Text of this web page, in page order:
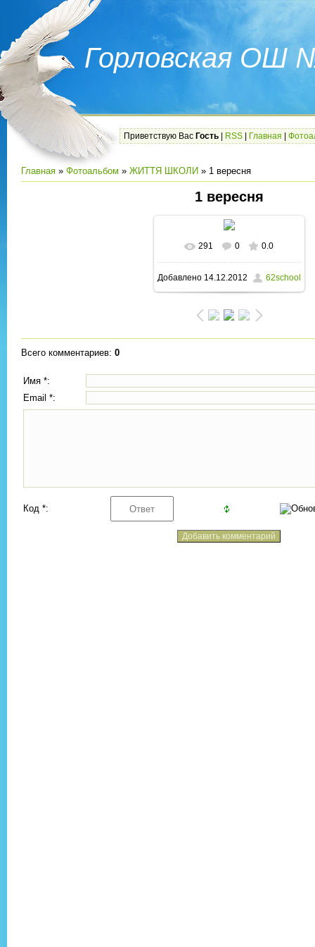
Горловская ОШ
Приветствую Вас Гость RSS Главная
Главная » Фотоальбом » ЖИТТЯ ШКОЛИ » 1 вересня
1 вересня
В реальном размере
1600x1200/ 236.1Kb
291 0 0.0
Добавлено14.12.2012 62school
Всего комментариев: 0
Имя *:
Email *:
Код *: